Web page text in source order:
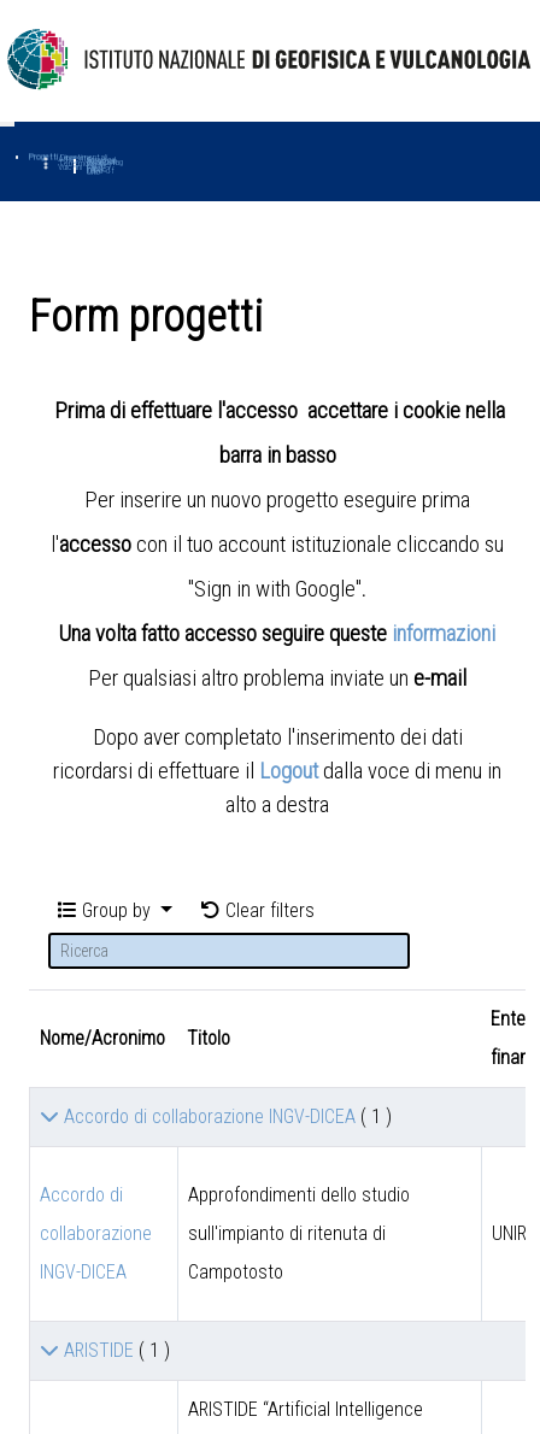
Progetti
Progetti Dipartimentali
AmbienteAmused
Macmap
Tropomag
TerremotiFurther
Muse
Vulcani First
Impact
Love-cf
Uno
Form progetti
Prima di effettuare l'accesso accettare i cookie nella
barra in basso
Per inserire un nuovo progetto eseguire prima
l'accesso con il tuo account istituzionale cliccando su
"Sign in with Google".
Una volta fatto accesso seguire queste informazioni
Per qualsiasi altro problema inviate un e-mail
Dopo aver completato l'inserimento dei dati
ricordarsi di effettuare il Logout dalla voce di menu in
alto a destra
Group by Clear filters
Nome/Acronimo Titolo
Ente
Accordo di collaborazione INGV-DICEA ( 1 )
Accordo di
collaborazione
INGV-DICEA
Approfondimenti dello studio
sull'impianto di ritenuta di
Campotosto
ARISTIDE ( 1 )
ARISTIDE “Artificial Intelligence